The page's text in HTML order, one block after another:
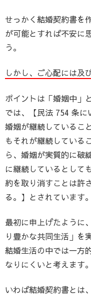
せっかく結婚契約書を
が可能とすれば不安に
う。
しかし、ご心配には及
ポイントは「婚姻中」
では、【民法 754 条に
婚姻が継続しているこ
もそれが継続している
ら、婚姻が実質的に破
に継続しているとして
約を取り消すことは許
る。】とされています。
最初に申上げたように
り豊かな共同生活」を
結婚生活の中では一方
なりにくいと考えます。
いわば結婚契約書とは